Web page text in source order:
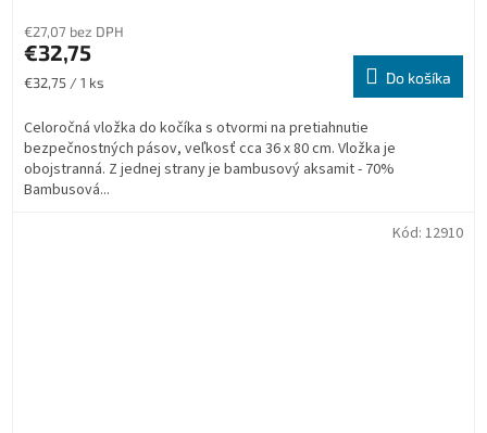
€27,07 bez DPH
€32,75
Jednotková
€32,75 / 1 ks Do košíka
Celoročná vložka do kočíka s otvormi na pretiahnutie
bezpečnostných pásov, veľkosť cca 36 x 80 cm. Vložka je
obojstranná. Z jednej strany je bambusový aksamit - 70%
Bambusová...
Kód: 12910